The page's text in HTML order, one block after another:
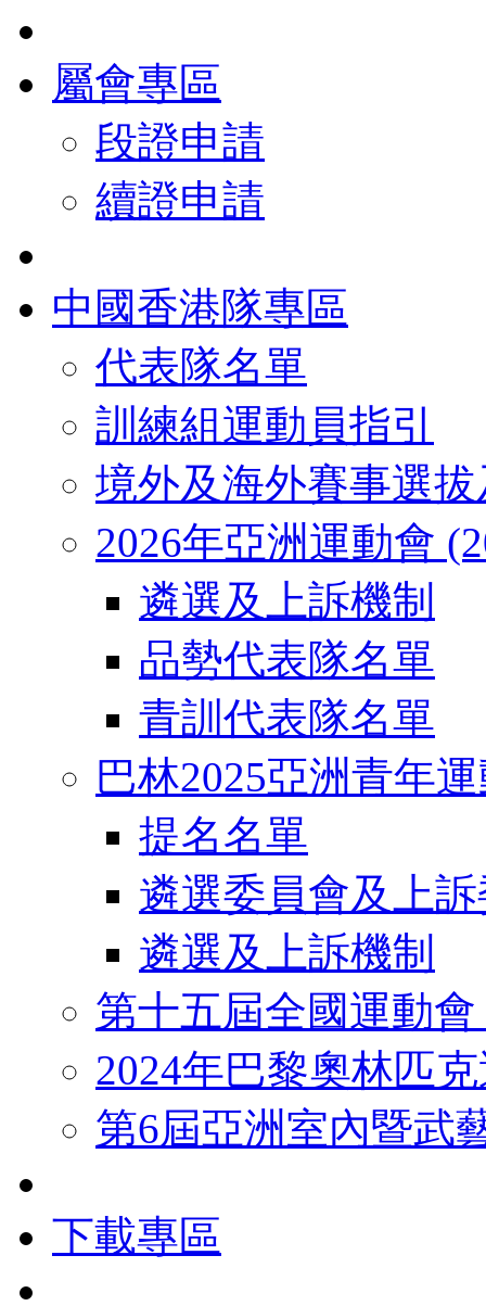
屬會專區
段證申請
續證申請
中國香港隊專區
代表隊名單
訓練組運動員指引
境外及海外賽事選
2026年亞洲運動會
遴選及上訴機制
品勢代表隊名單
青訓代表隊名單
巴林2025亞洲青年
提名名單
遴選委員會及上
遴選及上訴機制
第十五屆全國運動
2024年巴黎奧林匹
第6屆亞洲室內暨武
下載專區